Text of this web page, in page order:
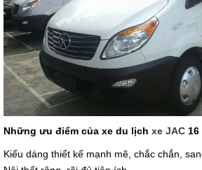
Những ưu điểm của xe du lịch xe JAC 16
Kiểu dáng thiết kế mạnh mẽ, chắc chắn,